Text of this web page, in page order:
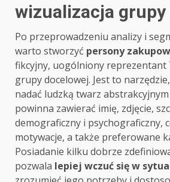
wizualizacja
Po przeprowadzeniu analizy i
warto stworzyć persony
fikcyjny, uogólniony reprezentant
grupy docelowej. Jest to
nadać ludzką twarz
powinna zawierać imię, zdjęcie,
demograficzny i psychograficzny,
motywacje, a także preferowane
Posiadanie kilku dobrze
pozwala lepiej wczuć się w